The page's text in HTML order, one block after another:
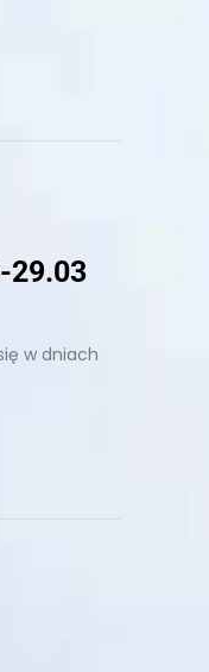
29.03
w dniach